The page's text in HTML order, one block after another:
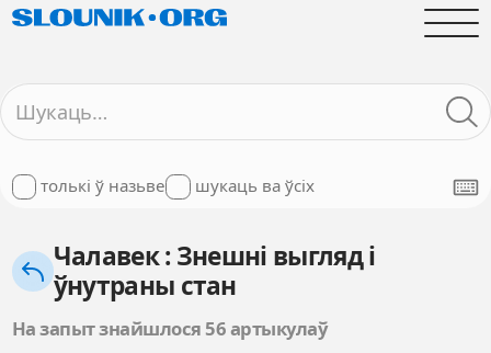
толькі ў назьве шукаць ва ўсіх
Чалавек : Знешні выгляд і
ўнутраны стан
На запыт знайшлося 56 артыкулаў